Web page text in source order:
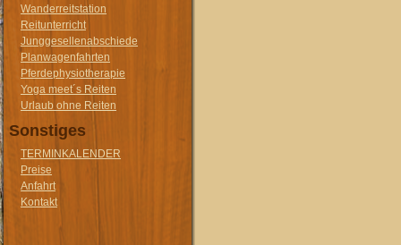
Wanderreitstation
Reitunterricht
Junggesellenabschiede
Planwagenfahrten
Pferdephysiotherapie
Yoga meet´s Reiten
Urlaub ohne Reiten
Sonstiges
TERMINKALENDER
Preise
Anfahrt
Kontakt